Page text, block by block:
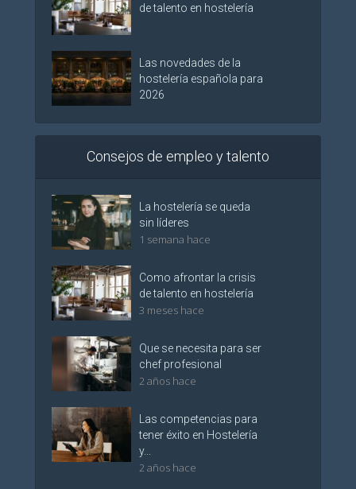
de talento en hostelería
Las novedades de la
hostelería española para
2026
Consejos de empleo y talento
La hostelería se queda
sin líderes
1 semana hace
Como afrontar la crisis
de talento en hostelería
3 meses hace
Que se necesita para ser
chef profesional
2 años hace
Las competencias para
tener éxito en Hostelería
y...
2 años hace